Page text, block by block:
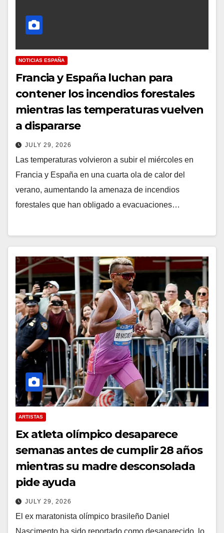
NOTICIAS ESPAÑA
Francia y España luchan para
contener los incendios forestales
mientras las temperaturas vuelven
a dispararse
JULY 29, 2026
Las temperaturas volvieron a subir el miércoles en
Francia y España en una cuarta ola de calor del
verano, aumentando la amenaza de incendios
forestales que han obligado a evacuaciones…
ARTISTAS
Ex atleta olímpico desaparece
semanas antes de cumplir 28 años
mientras su madre desconsolada
pide ayuda
JULY 29, 2026
El ex maratonista olímpico brasileño Daniel